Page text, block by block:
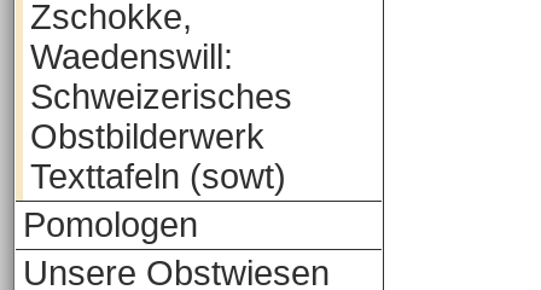
Zschokke,
Waedenswill:
Schweizerisches
Obstbilderwerk
Texttafeln (sowt)
Pomologen
Unsere Obstwiesen